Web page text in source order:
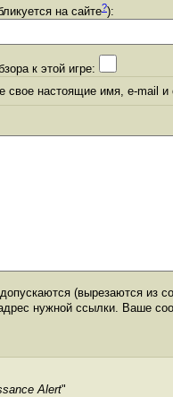
на сайте?):
к этой игре:
свое настоящие имя, e-mail
допускаются (вырезаются из
нужной ссылки. Ваше
Alert"